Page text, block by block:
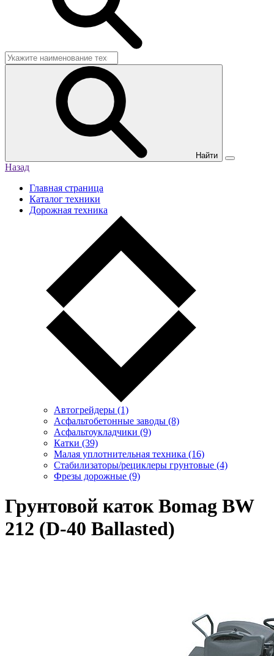
Найти
Назад
Главная страница
Каталог техники
Дорожная техника
Автогрейдеры (1)
Асфальтобетонные заводы (8)
Асфальтоукладчики (9)
Катки (39)
Малая уплотнительная техника (16)
Стабилизаторы/рециклеры грунтовые (4)
Фрезы дорожные (9)
Грунтовой каток Bomag BW
212 (D-40 Ballasted)